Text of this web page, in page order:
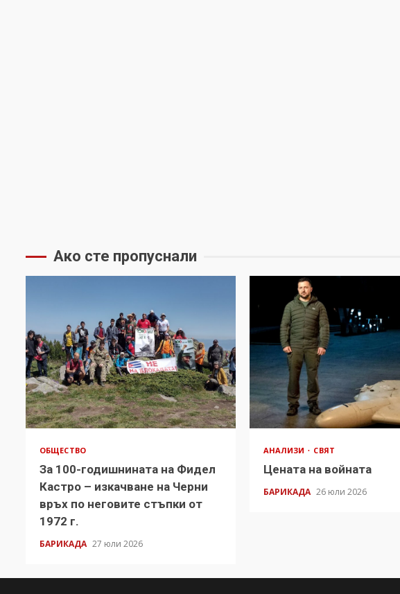
Ако сте пропуснали
ОБЩЕСТВО
За 100-годишнината на Фидел
Кастро – изкачване на Черни
връх по неговите стъпки от
1972 г.
БАРИКАДА 27 юли 2026
АНАЛИЗИ СВЯТ
Цената на войната
БАРИКАДА 26 юли 2026